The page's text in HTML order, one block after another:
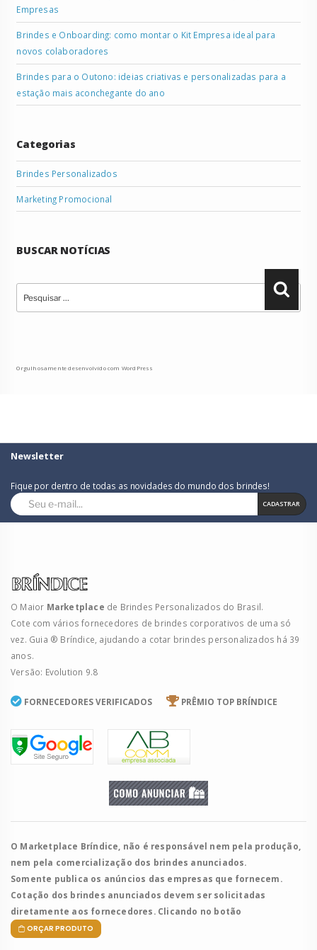
Empresas
Brindes e Onboarding: como montar o Kit Empresa ideal para
novos colaboradores
Brindes para o Outono: ideias criativas e personalizadas para a
estação mais aconchegante do ano
Categorias
Brindes Personalizados
Marketing Promocional
BUSCAR NOTÍCIAS
Pesquisar
por:
Orgulhosamente desenvolvido com WordPress
Newsletter
Fique por dentro de todas as novidades do mundo dos brindes!
CADASTRAR
O Maior Marketplace de Brindes Personalizados do Brasil.
Cote com vários fornecedores de brindes corporativos de uma só
vez. Guia ® Bríndice, ajudando a cotar brindes personalizados há 39
anos.
Versão: Evolution 9.8
FORNECEDORES VERIFICADOS PRÊMIO TOP BRÍNDICE
O Marketplace Bríndice, não é responsável nem pela produção,
nem pela comercialização dos brindes anunciados.
Somente publica os anúncios das empresas que fornecem.
Cotação dos brindes anunciados devem ser solicitadas
diretamente aos fornecedores. Clicando no botão
ORÇAR PRODUTO